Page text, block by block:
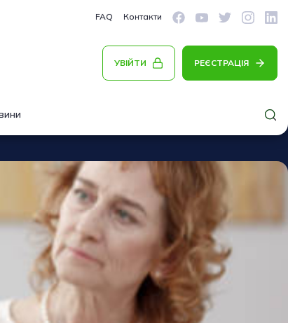
FAQ Контакти
УВІЙТИ РЕЄСТРАЦІЯ